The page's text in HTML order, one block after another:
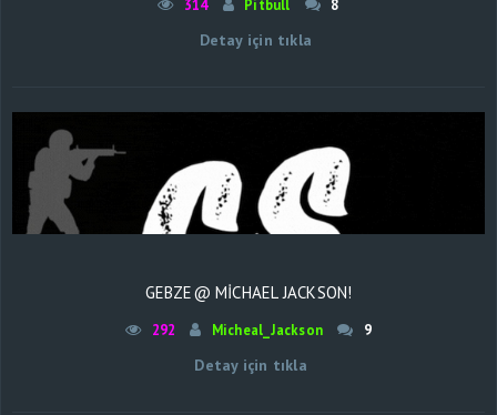
314 Pitbull 8
Detay için tıkla
GEBZE@ MICHAEL JACKSON!
292 Micheal_Jackson 9
Detay için tıkla